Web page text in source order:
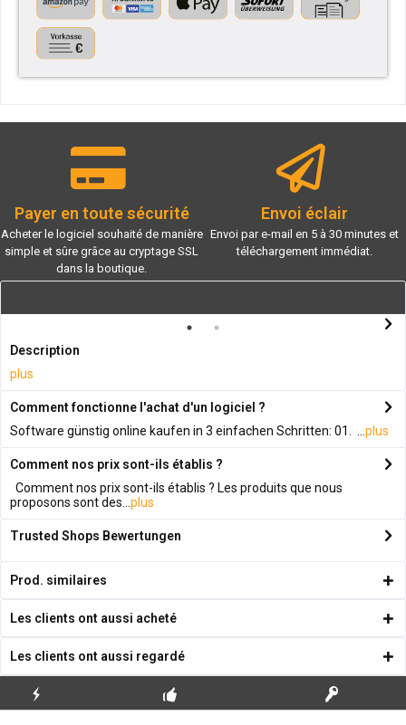
Payer en toute sécurité
Acheter le logiciel souhaité de manière
simple et sûre grâce au cryptage SSL
dans la boutique.
Envoi éclair
Envoi par e-mail en 5 à 30 minutes et
téléchargement immédiat.
Description
plus
Comment fonctionne l'achat d'un logiciel ?
Software günstig online kaufen in 3 einfachen Schritten: 01. ... plus
Comment nos prix sont-ils établis ?
Comment nos prix sont-ils établis ? Les produits que nous
proposons sont des... plus
Trusted Shops Bewertungen
Prod. similaires
Les clients ont aussi acheté
Les clients ont aussi regardé